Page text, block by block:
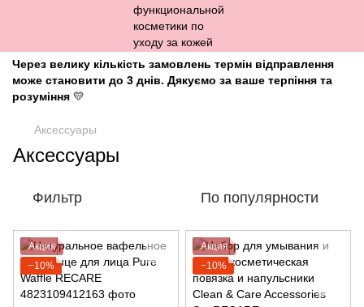
Через велику кількість замовлень термін відправлення
може становити до 3 днів. Дякуємо за ваше терпіння та
розуміння 💛
Аксессуары
Аксессуары
Фильтр По популярности
Акция
−10%
Акция
−10%